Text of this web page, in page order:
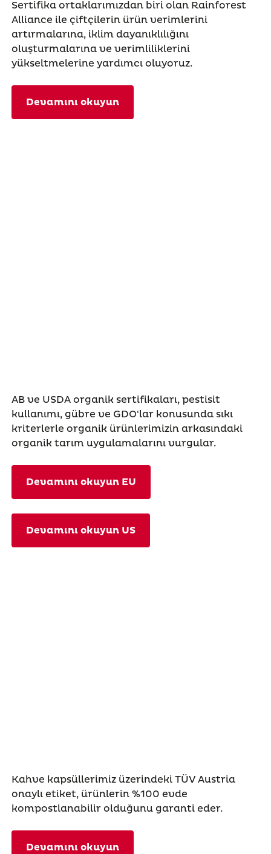
Sertifika ortaklarımızdan biri olan Rainforest
Alliance ile çiftçilerin ürün verimlerini
artırmalarına, iklim dayanıklılığını
oluşturmalarına ve verimliliklerini
yükseltmelerine yardımcı oluyoruz.
Devamını okuyun
AB ve USDA organik sertifikaları, pestisit
kullanımı, gübre ve GDO'lar konusunda sıkı
kriterlerle organik ürünlerimizin arkasındaki
organik tarım uygulamalarını vurgular.
Devamını okuyun EU
Devamını okuyun US
Kahve kapsüllerimiz üzerindeki TÜV Austria
onaylı etiket, ürünlerin %100 evde
kompostlanabilir olduğunu garanti eder.
Devamını okuyun